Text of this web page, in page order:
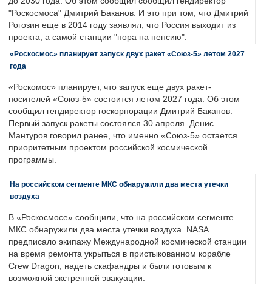
"Роскосмоса" Дмитрий Баканов. И это при том, что Дмитрий
Рогозин еще в 2014 году заявлял, что Россия выходит из
проекта, а самой станции "пора на пенсию".
«Роскосмос» планирует запуск двух ракет «Союз-5» летом 2027
года
«Роскомос» планирует, что запуск еще двух ракет-
носителей «Союз-5» состоится летом 2027 года. Об этом
сообщил гендиректор госкорпорации Дмитрий Баканов.
Первый запуск ракеты состоялся 30 апреля. Денис
Мантуров говорил ранее, что именно «Союз-5» остается
приоритетным проектом российской космической
программы.
На российском сегменте МКС обнаружили два места утечки
воздуха
В «Роскосмосе» сообщили, что на российском сегменте
МКС обнаружили два места утечки воздуха. NASA
предписало экипажу Международной космической станции
на время ремонта укрыться в пристыкованном корабле
Crew Dragon, надеть скафандры и были готовым к
возможной экстренной эвакуации.